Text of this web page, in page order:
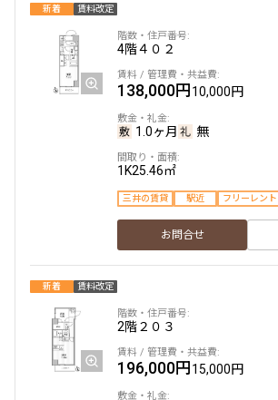
3階 303
161,000円15,000円
1.0ヶ月 無
1LDK+WIC+SIC
新築 三井の賃貸 フリーレント
お問合せ
3階 302
162,000円15,000円
1.0ヶ月
新着 賃料改定
4階４０２
138,000円10,000円
1.0ヶ月 無
1K25.46㎡
三井の賃貸 駅近 フリーレント
お問合せ
新着 賃料改定
2階２０３
196,000円15,000円